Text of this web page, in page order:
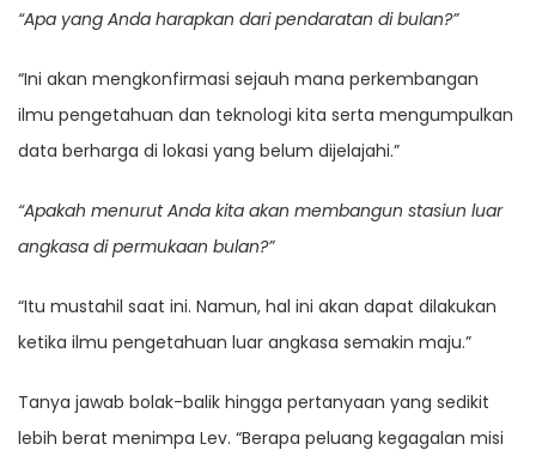
“Apa yang Anda harapkan dari pendaratan di bulan?”
“Ini akan mengkonfirmasi sejauh mana perkembangan
ilmu pengetahuan dan teknologi kita serta mengumpulkan
data berharga di lokasi yang belum dijelajahi.”
“Apakah menurut Anda kita akan membangun stasiun luar
angkasa di permukaan bulan?”
“Itu mustahil saat ini. Namun, hal ini akan dapat dilakukan
ketika ilmu pengetahuan luar angkasa semakin maju.”
Tanya jawab bolak-balik hingga pertanyaan yang sedikit
lebih berat menimpa Lev. “Berapa peluang kegagalan misi